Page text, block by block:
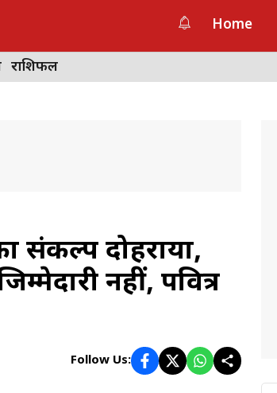
Home
राशिफल
संकल्प दोहराया,
नहीं, पवित्र
Follow Us: